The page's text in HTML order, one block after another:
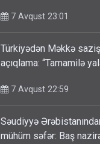
7 Avqust 23:01
Türkiyədən Məkkə
açıqlama: “Tamamilə
7 Avqust 22:59
Səudiyyə
mühüm səfər: Baş